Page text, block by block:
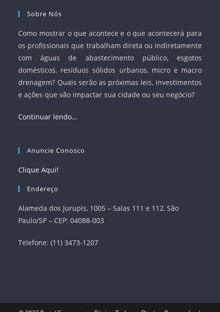
Sobre Nós
Como mostrar o que acontece e o que acontecerá para
os profissionais que trabalham direta ou indiretamente
com águas de abastecimento público, esgotos
domésticos, resíduos sólidos urbanos, micro e macro
drenagem? Quais serão as próximas leis, investimentos
e ações que vão impactar sua cidade ou seu negócio?
Continuar lendo…
Anuncie Conosco
Clique Aqui!
Endereço
Alameda dos Jurupis, 1005 – Salas 111 e 112, São
Paulo/SP – CEP: 04088-003
Telefone: (11) 3473-1207